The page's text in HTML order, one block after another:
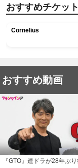
おすすめチケット
Cornelius
おすすめ動画
『GTO』連ドラが28年ぶ